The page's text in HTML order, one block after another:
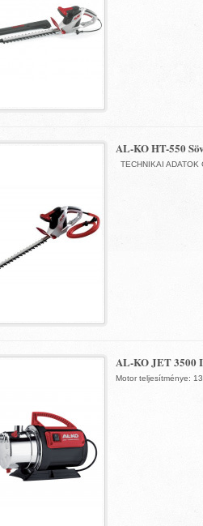
AL-KO HT-550
TECHNIKAI ADATOK
AL-KO JET 3500
Motor teljesítménye: